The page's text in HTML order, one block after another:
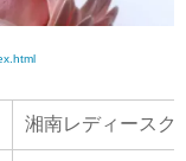
湘南レディースク